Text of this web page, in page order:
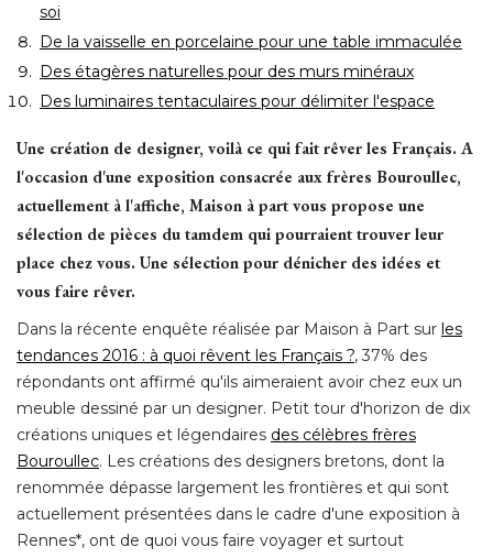
soi
De la vaisselle en porcelaine pour une table immaculée
Des étagères naturelles pour des murs minéraux
Des luminaires tentaculaires pour délimiter l'espace
Une création de designer, voilà ce qui fait rêver les Français. A
l'occasion d'une exposition consacrée aux frères Bouroullec,
actuellement à l'affiche, Maison à part vous propose une
sélection de pièces du tamdem qui pourraient trouver leur
place chez vous. Une sélection pour dénicher des idées et
vous faire rêver.
Dans la récente enquête réalisée par Maison à Part sur les
tendances 2016 : à quoi rêvent les Français ?, 37% des
répondants ont affirmé qu'ils aimeraient avoir chez eux un
meuble dessiné par un designer. Petit tour d'horizon de dix
créations uniques et légendaires des célèbres frères
Bouroullec. Les créations des designers bretons, dont la
renommée dépasse largement les frontières et qui sont
actuellement présentées dans le cadre d'une exposition à
Rennes*, ont de quoi vous faire voyager et surtout